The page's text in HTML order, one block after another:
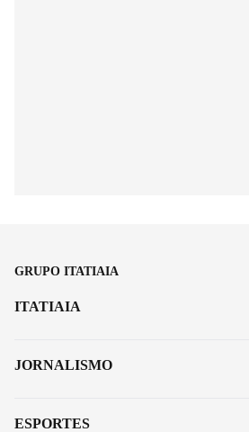
GRUPO ITATIAIA
ITATIAIA
JORNALISMO
ESPORTES